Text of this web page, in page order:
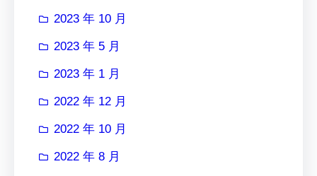
2023 年 10 月
2023 年 5 月
2023 年 1 月
2022 年 12 月
2022 年 10 月
2022 年 8 月